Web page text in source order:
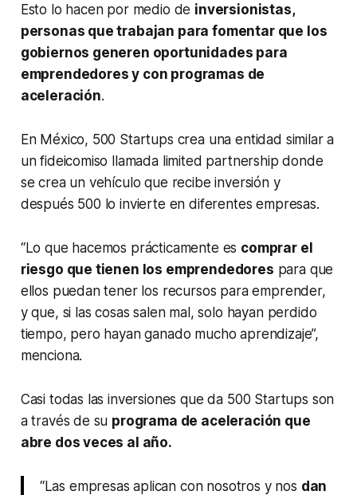
Esto lo hacen por medio de inversionistas,
personas que trabajan para fomentar que los
gobiernos generen oportunidades para
emprendedores y con programas de
aceleración.
En México, 500 Startups crea una entidad similar a
un fideicomiso llamada limited partnership donde
se crea un vehículo que recibe inversión y
después 500 lo invierte en diferentes empresas.
“Lo que hacemos prácticamente es comprar el
riesgo que tienen los emprendedores para que
ellos puedan tener los recursos para emprender,
y que, si las cosas salen mal, solo hayan perdido
tiempo, pero hayan ganado mucho aprendizaje”,
menciona.
Casi todas las inversiones que da 500 Startups son
a través de su programa de aceleración que
abre dos veces al año.
“Las empresas aplican con nosotros y nos dan